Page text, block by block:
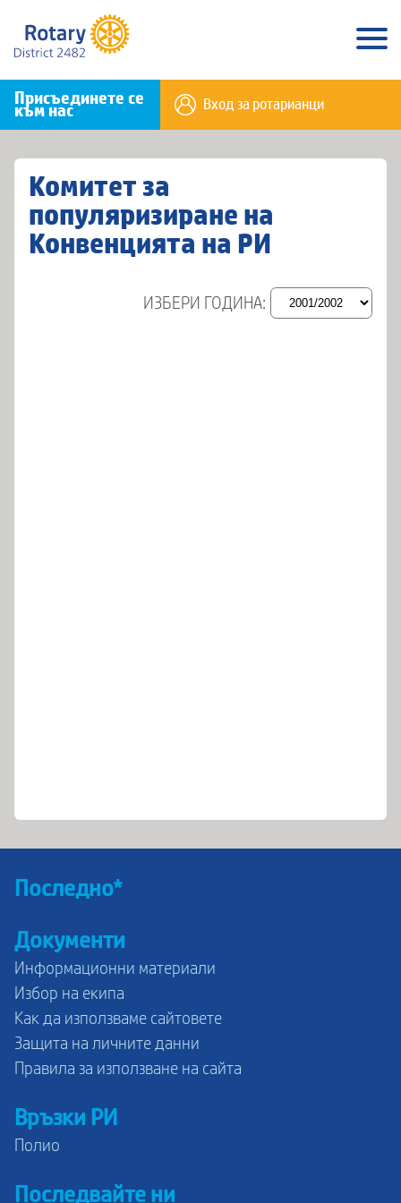
Присъединете се
към нас Вход за ротарианци
Комитет за
популяризиране на
Конвенцията на РИ
ИЗБЕРИ ГОДИНА:
Последно*
Документи
Информационни материали
Избор на екипа
Как да използваме сайтовете
Защита на личните данни
Правила за използване на сайта
Връзки РИ
Полио
Последвайте ни